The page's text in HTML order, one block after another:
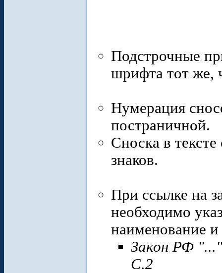
Подстрочные
шрифта тот же,
Нумерация
постраничной.
Сноска в
знаков.
При ссылке на
необходимо
наименование
Закон РФ
С.2